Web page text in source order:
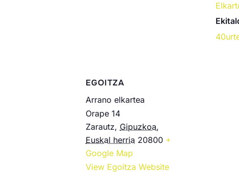
EGOITZA
Arrano elkartea
Orape 14
Zarautz, Gipuzkoa,
Euskal herria 20800 +
Google Map
View Egoitza Website